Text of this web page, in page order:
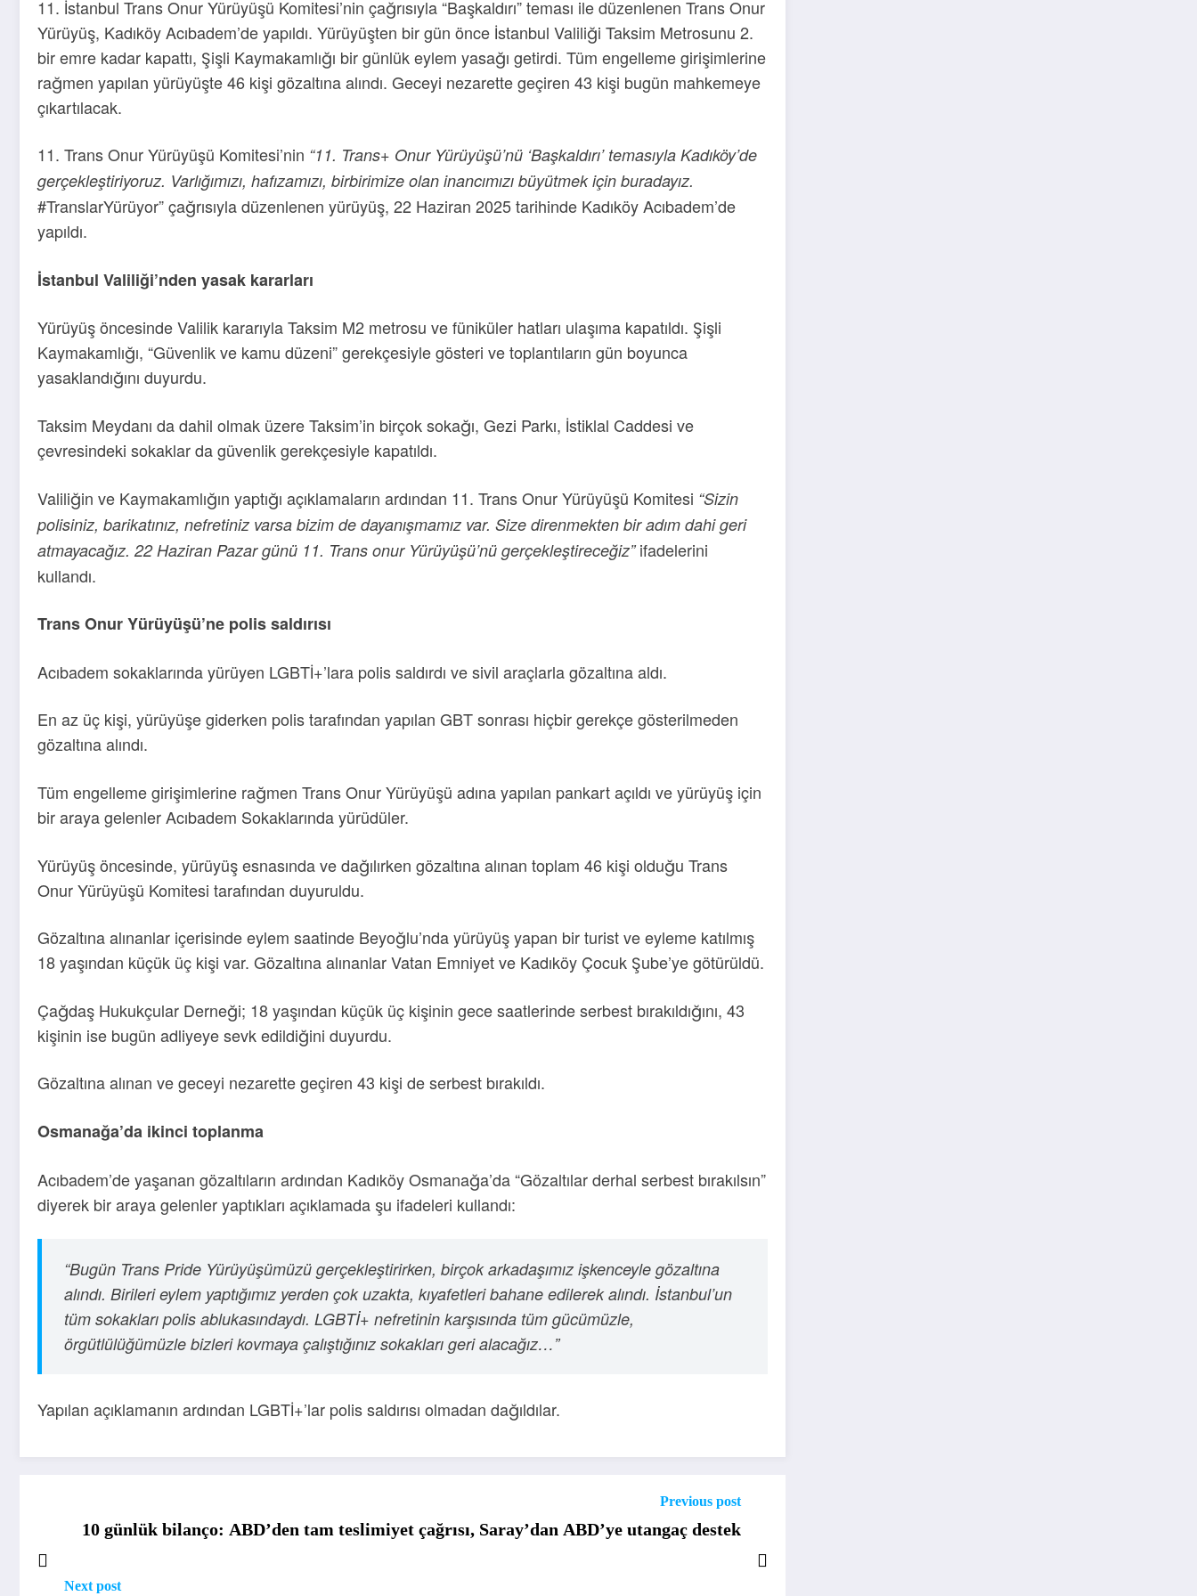
11. İstanbul Trans Onur Yürüyüşü Komitesi’nin çağrısıyla “Başkaldırı” teması ile düzenlenen Trans Onur
Yürüyüş, Kadıköy Acıbadem’de yapıldı. Yürüyüşten bir gün önce İstanbul Valiliği Taksim Metrosunu 2.
bir emre kadar kapattı, Şişli Kaymakamlığı bir günlük eylem yasağı getirdi. Tüm engelleme girişimlerine
rağmen yapılan yürüyüşte 46 kişi gözaltına alındı. Geceyi nezarette geçiren 43 kişi bugün mahkemeye
çıkartılacak.
11. Trans Onur Yürüyüşü Komitesi’nin “11. Trans+ Onur Yürüyüşü’nü ‘Başkaldırı’ temasıyla Kadıköy’de
gerçekleştiriyoruz. Varlığımızı, hafızamızı, birbirimize olan inancımızı büyütmek için buradayız.
#TranslarYürüyor” çağrısıyla düzenlenen yürüyüş, 22 Haziran 2025 tarihinde Kadıköy Acıbadem’de
yapıldı.
İstanbul Valiliği’nden yasak kararları
Yürüyüş öncesinde Valilik kararıyla Taksim M2 metrosu ve füniküler hatları ulaşıma kapatıldı. Şişli
Kaymakamlığı, “Güvenlik ve kamu düzeni” gerekçesiyle gösteri ve toplantıların gün boyunca
yasaklandığını duyurdu.
Taksim Meydanı da dahil olmak üzere Taksim’in birçok sokağı, Gezi Parkı, İstiklal Caddesi ve
çevresindeki sokaklar da güvenlik gerekçesiyle kapatıldı.
Valiliğin ve Kaymakamlığın yaptığı açıklamaların ardından 11. Trans Onur Yürüyüşü Komitesi “Sizin
polisiniz, barikatınız, nefretiniz varsa bizim de dayanışmamız var. Size direnmekten bir adım dahi geri
atmayacağız. 22 Haziran Pazar günü 11. Trans onur Yürüyüşü’nü gerçekleştireceğiz”ifadelerini
kullandı.
Trans Onur Yürüyüşü’ne polis saldırısı
Acıbadem sokaklarında yürüyen LGBTİ+’lara polis saldırdı ve sivil araçlarla gözaltına aldı.
En az üç kişi, yürüyüşe giderken polis tarafından yapılan GBT sonrası hiçbir gerekçe gösterilmeden
gözaltına alındı.
Tüm engelleme girişimlerine rağmen Trans Onur Yürüyüşü adına yapılan pankart açıldı ve yürüyüş için
bir araya gelenler Acıbadem Sokaklarında yürüdüler.
Yürüyüş öncesinde, yürüyüş esnasında ve dağılırken gözaltına alınan toplam 46 kişi olduğu Trans
Onur Yürüyüşü Komitesi tarafından duyuruldu.
Gözaltına alınanlar içerisinde eylem saatinde Beyoğlu’nda yürüyüş yapan bir turist ve eyleme katılmış
18 yaşından küçük üç kişi var. Gözaltına alınanlar Vatan Emniyet ve Kadıköy Çocuk Şube’ye götürüldü.
Çağdaş Hukukçular Derneği; 18 yaşından küçük üç kişinin gece saatlerinde serbest bırakıldığını, 43
kişinin ise bugün adliyeye sevk edildiğini duyurdu.
Gözaltına alınan ve geceyi nezarette geçiren 43 kişi de serbest bırakıldı.
Osmanağa’da ikinci toplanma
Acıbadem’de yaşanan gözaltıların ardından Kadıköy Osmanağa’da “Gözaltılar derhal serbest bırakılsın”
diyerek bir araya gelenler yaptıkları açıklamada şu ifadeleri kullandı:
“Bugün Trans Pride Yürüyüşümüzü gerçekleştirirken, birçok arkadaşımız işkenceyle gözaltına
alındı. Birileri eylem yaptığımız yerden çok uzakta, kıyafetleri bahane edilerek alındı. İstanbul’un
tüm sokakları polis ablukasındaydı. LGBTİ+ nefretinin karşısında tüm gücümüzle,
örgütlülüğümüzle bizleri kovmaya çalıştığınız sokakları geri alacağız…”
Yapılan açıklamanın ardından LGBTİ+’lar polis saldırısı olmadan dağıldılar.
Previous post
10 günlük bilanço: ABD’den tam teslimiyet çağrısı, Saray’dan ABD’ye utangaç destek
Next post